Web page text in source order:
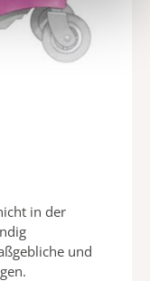
in der
und